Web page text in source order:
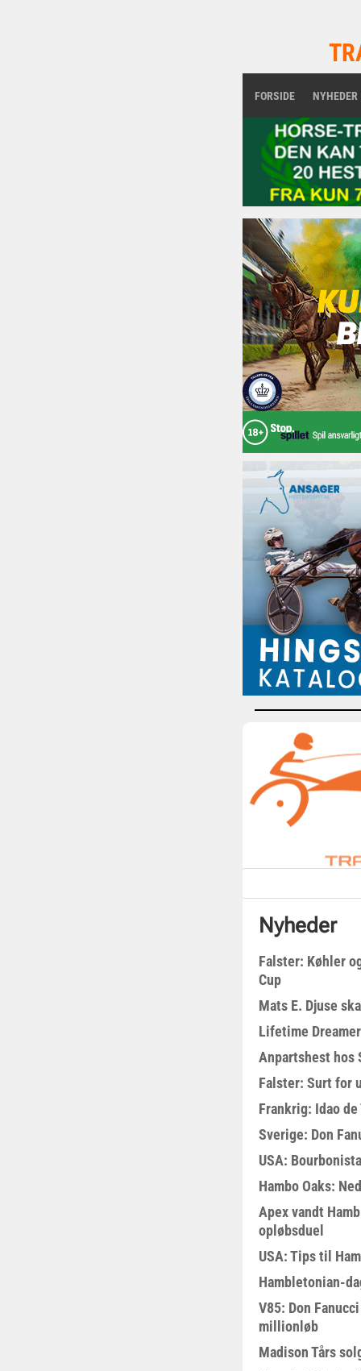
FORSIDE NYHEDER
Nyheder
Falster: Køhler
Cup
Mats E. Djuse
Lifetime
Anpartshest hos
Falster: Surt for
Frankrig: Idao
Sverige: Don
USA:
Hambo Oaks:
Apex vandt
opløbsduel
USA: Tips til
Hambletonian-
V85: Don
millionløb
Madison Tårs